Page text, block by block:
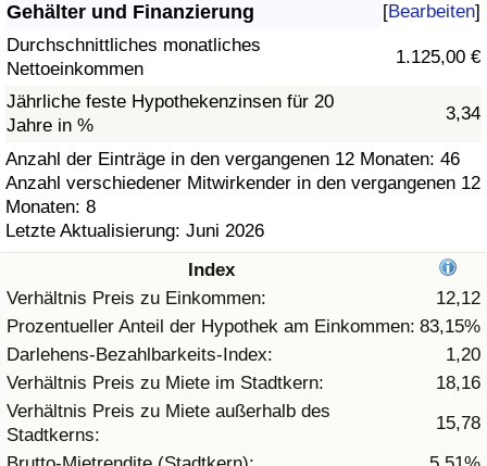
Gehälter und Finanzierung [Bearbeiten]
Durchschnittliches monatliches
Nettoeinkommen
1.125,00 €
Jährliche feste Hypothekenzinsen für 20
Jahre in %
3,34
Anzahl der Einträge in den vergangenen 12 Monaten: 46
Anzahl verschiedener Mitwirkender in den vergangenen 12
Monaten: 8
Letzte Aktualisierung: Juni 2026
Index
Verhältnis Preis zu Einkommen:
12,12
Prozentueller Anteil der Hypothek am Einkommen: 83,15%
Darlehens-Bezahlbarkeits-Index:
1,20
Verhältnis Preis zu Miete im Stadtkern:
18,16
Verhältnis Preis zu Miete außerhalb des
Stadtkerns:
15,78
Gesundheitsversorgung
Gesundheitsversorgungs-Index (aktuell)
Gesundheitsversorgungs-Index
Gesundheitsversorgungs-Index nach Land
Umweltverschmutzung
Umweltverschmutzungs-Index (aktuell)
Verschmutzungsindex
Umweltverschmutzungs-Index nach Land
Verkehr